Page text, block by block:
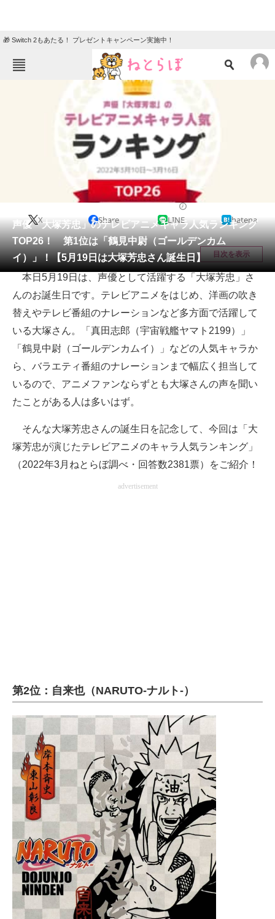
🎁 Switch 2もあたる！ プレゼントキャンペーン実施中！
ニュース
クイズ
地域
教育・育児
リサーチ
会員記事
メディア
注目記事を集めた総合ページ
ITの今と未来を見通す
スマホと通信の最新トレンド
進化するPCとデバイスの未来
好きが集まる 比べて選べる
ビジネスと働き方のヒント
AI活用のいまが分かる
企業ITのトレンドを詳説
経営リーダーのコミュニティ
電子設計の基本と応用
建設×テクノロジーの最前線
ちょっと気になるネットの話題
声優「大塚芳忠」のテレビアニメキャラ人気ランキング
TOP26！ 第1位は「鶴見中尉（ゴールデンカム
イ）」！【5月19日は大塚芳忠さん誕生日】
X Share LINE hatena
目次を表示
本日5月19日は、声優として活躍する「大塚芳忠」さ
んのお誕生日です。テレビアニメをはじめ、洋画の吹き
替えやテレビ番組のナレーションなど多方面で活躍して
いる大塚さん。「真田志郎（宇宙戦艦ヤマト2199）」
「鶴見中尉（ゴールデンカムイ）」などの人気キャラか
ら、バラエティ番組のナレーションまで幅広く担当して
いるので、アニメファンならずとも大塚さんの声を聞い
たことがある人は多いはず。
そんな大塚芳忠さんの誕生日を記念して、今回は「大
塚芳忠が演じたテレビアニメのキャラ人気ランキング」
（2022年3月ねとらぼ調べ・回答数2381票）をご紹介！
advertisement
第2位：自来也（NARUTO-ナルト-）